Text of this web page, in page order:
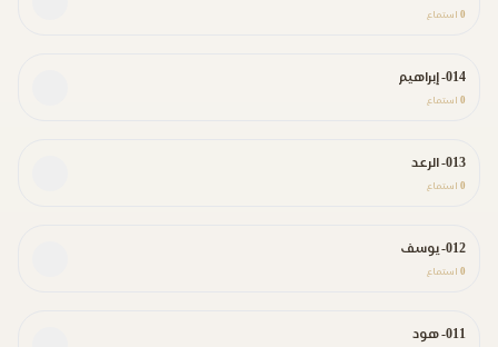
0 استماع
014- إبراهيم
0 استماع
013- الرعد
0 استماع
012- يوسف
0 استماع
011- هود